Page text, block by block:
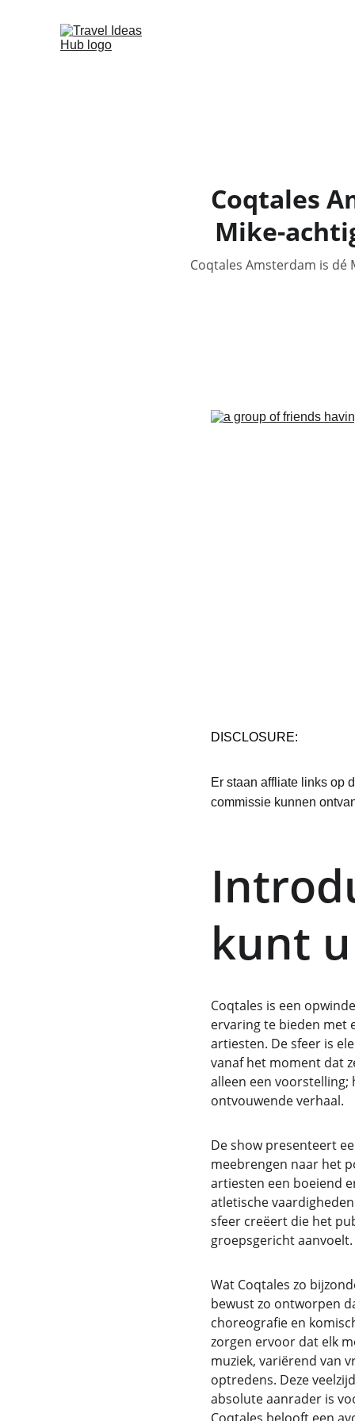
Coqtales
Mike-
Coqtales Amsterdam is dé
DISCLOSURE:
Er staan affliate links op
commissie kunnen
kunt
Coqtales is een
ervaring te bieden met
artiesten. De sfeer is
vanaf het moment dat
alleen een voorstelling;
ontvouwende verhaal.
De show presenteert
meebrengen naar het
artiesten een boeiend
atletische
sfeer creëert die het
groepsgericht aanvoelt.
Wat Coqtales zo
bewust zo ontworpen
choreografie en
zorgen ervoor dat elk
muziek, variërend van
optredens. Deze
absolute aanrader is